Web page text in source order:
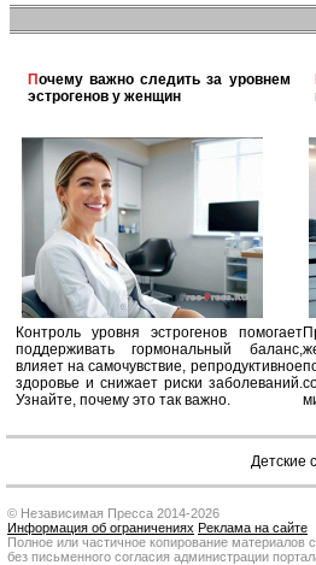
Почему важно следить за уровнем
эстрогенов у женщин
Контроль уровня эстрогенов помогает
поддерживать гормональный баланс,
влияет на самочувствие, репродуктивное
здоровье и снижает риски заболеваний.
Узнайте, почему это так важно.
Детские
© Независимая Пресса 2014-2026
Информация об ограничениях Реклама на сайте
Полное или частичное копирование материалов
без письменного согласия администрации